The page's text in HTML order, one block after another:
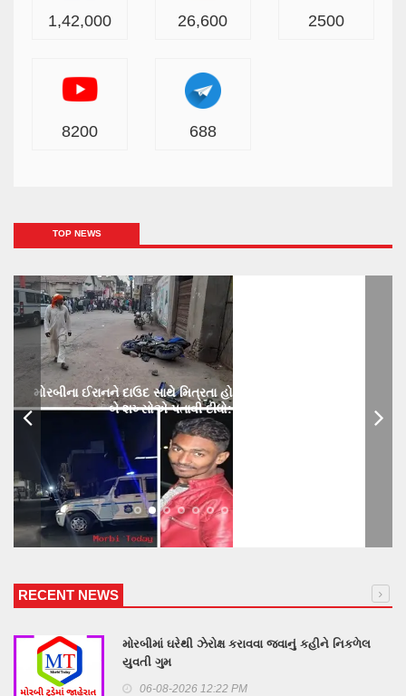
1,42,000 26,600 2500
8200 688
TOP NEWS
મોરબીના ઈરાનને દાઉદ સાથે મિત્રતા હોય છાતીમાં છરીનો ઘા ઝીકિને
બે શખ્સોએ પતાવી દીધો: ગુનો નોંધાયો
RECENT NEWS
મોરબીમાં ઘરેથી ઝેરોક્ષ કરાવવા જવાનું કહીને નિકળેલ
યુવતી ગુમ
06-08-2026 12:22 PM